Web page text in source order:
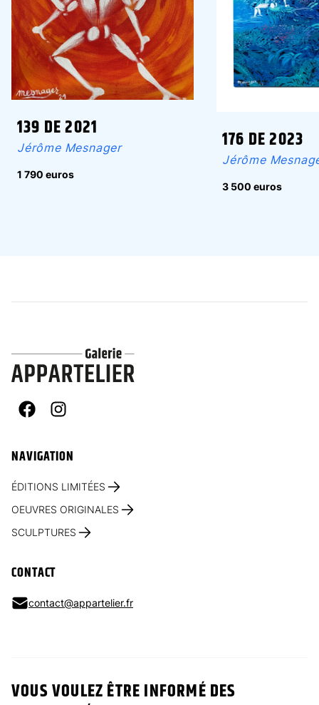
139 DE 2021
Jérôme Mesnager
1 790 euros
176 DE 2023
Jérôme
3 500 euros
FacebookInstagram
NAVIGATION
ÉDITIONS LIMITÉES
OEUVRES ORIGINALES
SCULPTURES
CONTACT
contact@appartelier.fr
VOUS VOULEZ ÊTRE INFORMÉ DES